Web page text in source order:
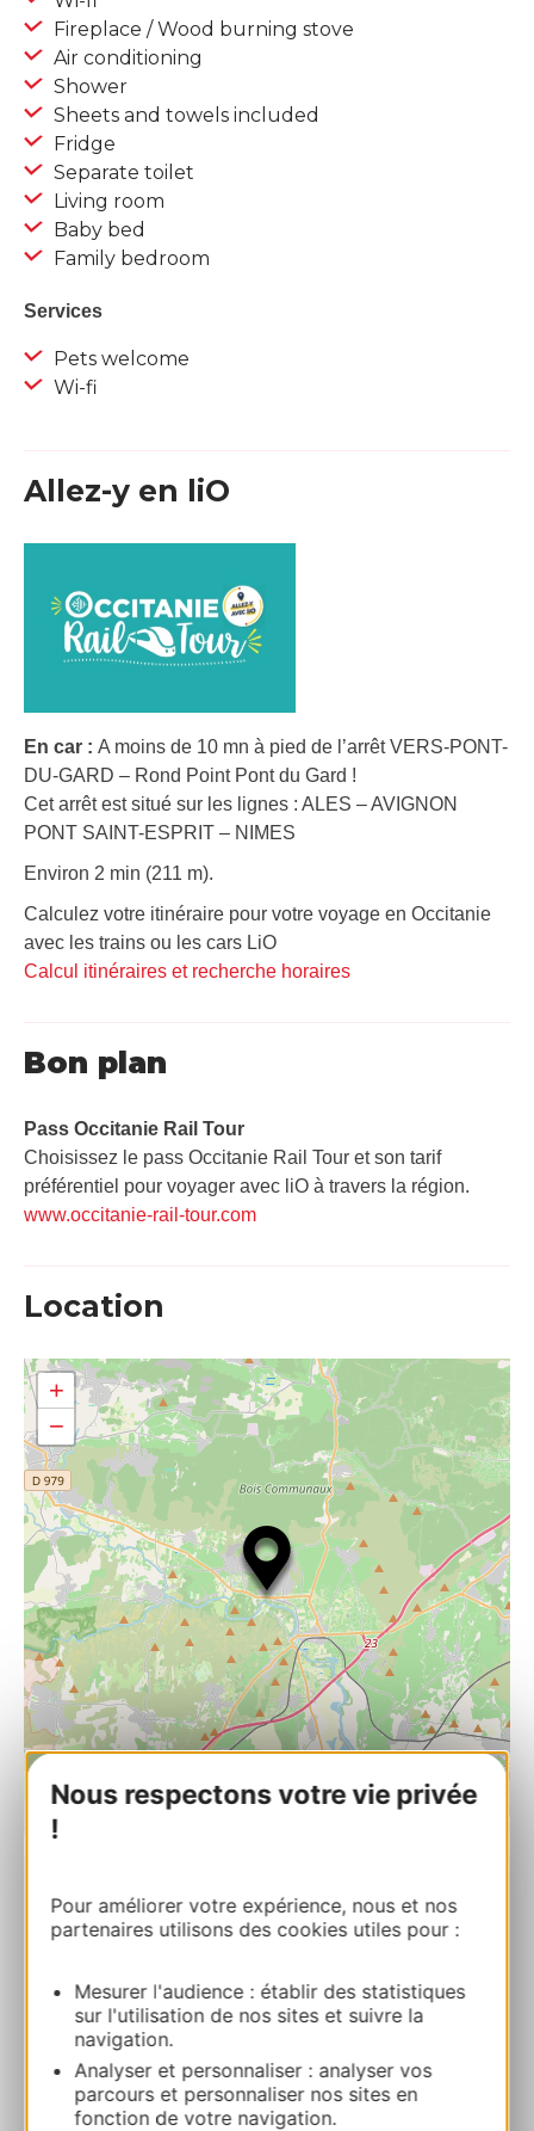
Nous respectons votre vie privée
!
Pour améliorer votre expérience, nous et nos
partenaires utilisons des cookies utiles pour :
Mesurer l'audience : établir des statistiques
sur l'utilisation de nos sites et suivre la
navigation.
Analyser et personnaliser : analyser vos
parcours et personnaliser nos sites en
fonction de votre navigation.
Fireplace / Wood burning stove
Air conditioning
Shower
Sheets and towels included
Fridge
Separate toilet
Living room
Baby bed
Family bedroom
Services
Pets welcome
Wi-fi
Allez-y en liO
En car : A moins de 10 mn à pied de l’arrêt VERS-PONT-
DU-GARD – Rond Point Pont du Gard !
Cet arrêt est situé sur les lignes : ALES – AVIGNON
PONT SAINT-ESPRIT – NIMES
Environ 2 min (211 m).
Calculez votre itinéraire pour votre voyage en Occitanie
avec les trains ou les cars LiO
Calcul itinéraires et recherche horaires
Bon plan
Pass Occitanie Rail Tour​
Choisissez le pass Occitanie Rail Tour et son tarif
préférentiel pour voyager avec liO à travers la région.
www.occitanie-rail-tour.com
Location
+
−
Aux berges du Pont du Gard
399 route de RemoulinsLa Bégude de Vers-
Route & access
06 15 93 63 61